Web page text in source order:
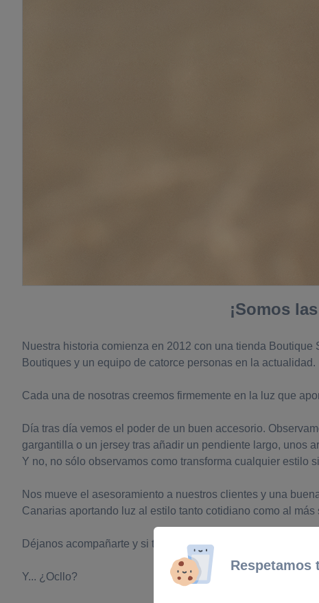
¡Somos
Nuestra historia comienza en 2012 con una tienda
Boutiques y un equipo de catorce personas en la actualidad.
Cada una de nosotras creemos firmemente en la luz que
Día tras día vemos el poder de un buen accesorio.
gargantilla o un jersey tras añadir un pendiente largo, unos
Y no, no sólo observamos como transforma cualquier estilo
Nos mueve el asesoramiento a nuestros clientes y una
Canarias aportando luz al estilo tanto cotidiano como al
Déjanos acompañarte y si tienes alguna consulta
Y... ¿Ocllo?
Respetamos